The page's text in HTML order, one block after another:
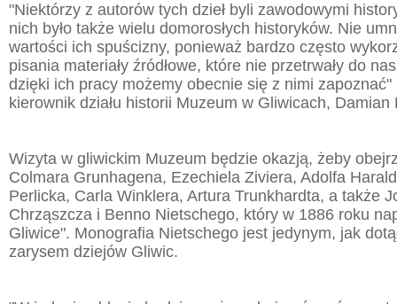
"Niektórzy z autorów tych dzieł byli zawodowymi
nich było także wielu domorosłych historyków. Nie
wartości ich spuścizny, ponieważ bardzo często
pisania materiały źródłowe, które nie przetrwały do
dzięki ich pracy możemy obecnie się z nimi zapoznać"
kierownik działu historii Muzeum w Gliwicach, Damian
Wizyta w gliwickim Muzeum będzie okazją, żeby
Colmara Grunhagena, Ezechiela Ziviera, Adolfa
Perlicka, Carla Winklera, Artura Trunkhardta, a także
Chrząszcza i Benno Nietschego, który w 1886 roku
Gliwice". Monografia Nietschego jest jedynym, jak
zarysem dziejów Gliwic.